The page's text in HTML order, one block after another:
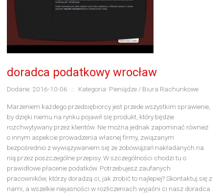
doradca podatkowy wrocław
Dodane: 2016-10-06 :: Kategoria: Pieniądze / Biura Rachunkowe
Marzeniem każdego przedsiębiorcy jest przede wszystkim sprawienie,
by dzięki niemu na rynku pojawił się produkt, który będzie
rozchwytywany przez klientów. Nie można jednak zapominać również
o innym aspekcie prowadzenia własnej firmy, związanym
bezpośrednio z wywiązywaniem się ze zobowiązań nakładanych na
nią przez poszczególne przepisy. W szczególności chodzi tu o
prawidłowe płacenie podatków. Potrzebujesz zaufanych
pracowników, którzy doradzą ci, jak zrobić to najlepiej? Skontaktuj się z
nami, a wszelkie niejasności w rozliczeniach wyjaśni ci nasz doradca